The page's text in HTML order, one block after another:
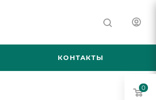
КОНТАКТЫ
0